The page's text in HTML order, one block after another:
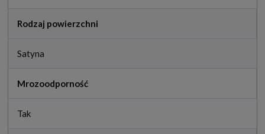
Rodzaj powierzchni
Satyna
Mrozoodporność
Tak